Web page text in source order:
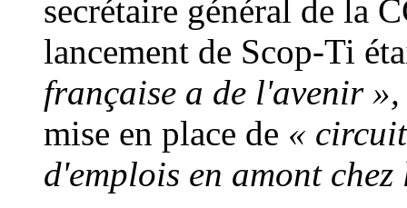
secrétaire général de la
lancement de Scop-Ti
française a de l'avenir
mise en place de «
d'emplois en amont